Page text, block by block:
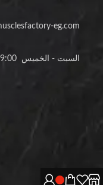
eg.com
السبت - الخميس 9:00 ص - 09:00 م